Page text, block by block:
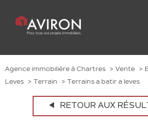
Agence immobilière à Chartres Vente
Leves
Terrain Terrains a batir a leves
RETOUR AUX